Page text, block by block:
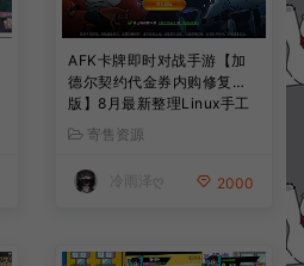
AFK卡牌即时对战手游【加
德尔契约代金券内购修复
版】8月最新整理Linux手工
服务端+前后端全套源码+CD
K授权后台+安卓苹果双端
+详细搭建教程+视频教程
寄售资源
冷雨泽ღ 2000